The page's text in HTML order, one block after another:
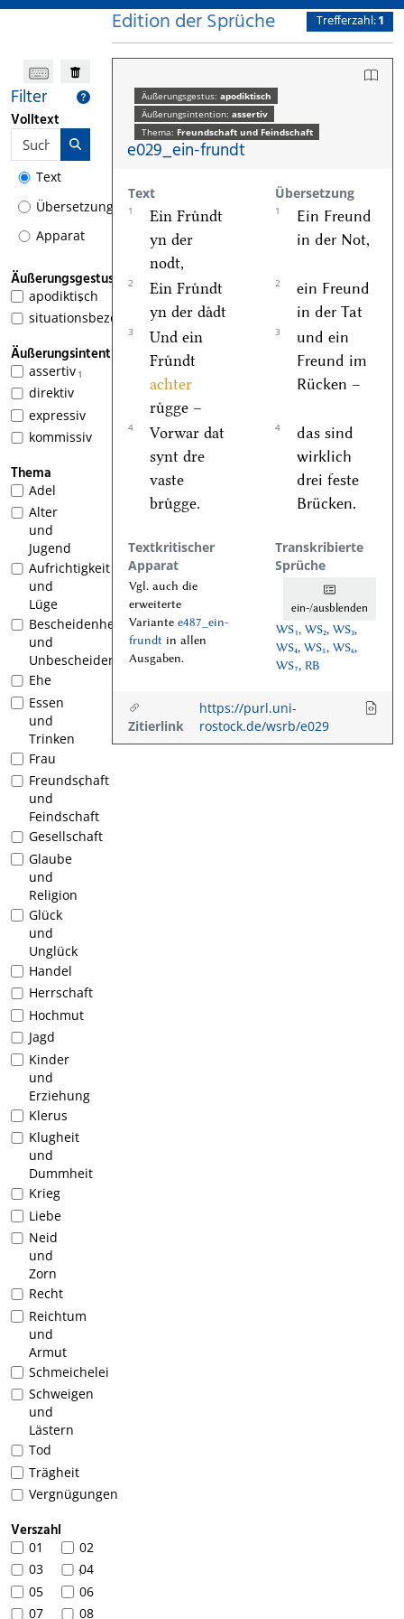
Filter
Volltext
Text
Übersetzung
Apparat
Äußerungsgestus
1
apodiktisch
situationsbezogen
Äußerungsintention
1
assertiv
direktiv
expressiv
kommissiv
Thema
Adel
Alter
und
Jugend
Aufrichtigkeit
und
Lüge
Bescheidenheit
und
Unbescheidenheit
Ehe
Essen
und
Trinken
Frau
1
Freundschaft
und
Feindschaft
Gesellschaft
Glaube
und
Religion
Glück
und
Unglück
Handel
Herrschaft
Hochmut
Jagd
Kinder
und
Erziehung
Klerus
Klugheit
und
Dummheit
Krieg
Liebe
Neid
und
Zorn
Recht
Reichtum
und
Armut
Schmeichelei
Schweigen
und
Lästern
Tod
Trägheit
Vergnügungen
Verszahl
01
02
03
104
05
06
07
08
Edition der Sprüche Trefferzahl:1
Äußerungsgestus: apodiktisch
Äußerungsintention: assertiv
Thema: Freundschaft und Feindschaft
e029_ein-frundt
Text Übersetzung
1
Ein Fruͤndt
yn der
nodt,
1
Ein Freund
in der Not,
2
Ein Fruͤndt
yn der daͤdt
2
ein Freund
in der Tat
3
Und ein
Fruͤndt
achter
ruͤgge –
3
und ein
Freund im
Rücken –
4
Vorwar dat
synt dre
vaste
bruͤgge.
4
das sind
wirklich
drei feste
Brücken.
Textkritischer
Apparat
Transkribierte
Sprüche
Vgl. auch die
erweiterte
Variante e487_ein-
frundt in allen
Ausgaben.
ein-/ausblenden
WS₁, WS₂, WS₃,
WS₄, WS₅, WS₆,
WS₇, RB
Zitierlink
https://purl.uni-
rostock.de/wsrb/e029